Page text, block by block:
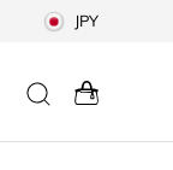
JPY